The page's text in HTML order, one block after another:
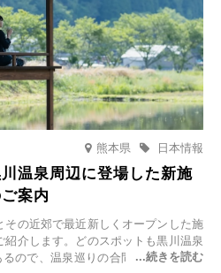
熊本県 日本情報
温泉周辺に登場した新施
案内
の近郊で最近新しくオープンした施
介します。どのスポットも黒川温泉
ので、温泉巡りの合間に気軽に立ち